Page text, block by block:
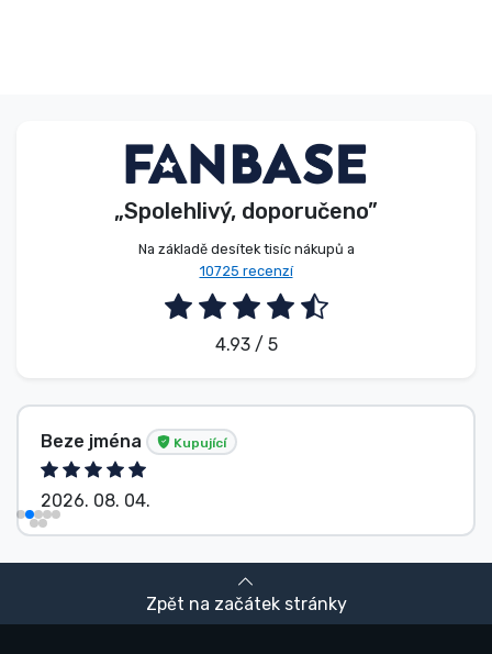
„Spolehlivý, doporučeno”
Na základě desítek tisíc nákupů a
10725 recenzí
4.93 / 5
Beze jména Kupující
2026. 08. 04.
Zpět na začátek stránky